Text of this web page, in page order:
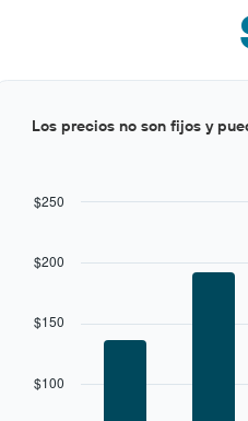
Range:
graphic.
$100
$150
$200
$250
Los precios no son fijos y